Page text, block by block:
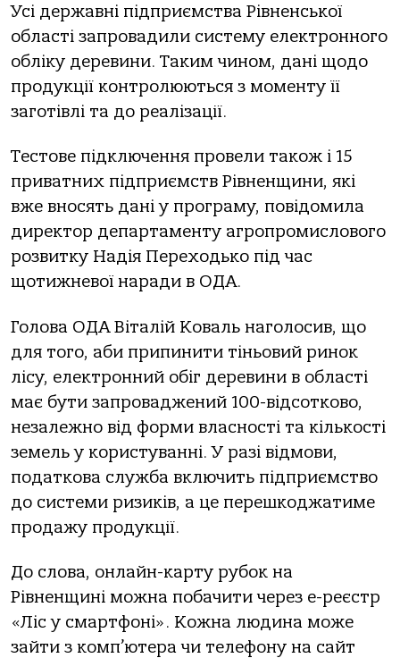
Усі державні підприємства Рівненської
області запровадили систему електронного
обліку деревини. Таким чином, дані щодо
продукції контролюються з моменту її
заготівлі та до реалізації.
Тестове підключення провели також і 15
приватних підприємств Рівненщини, які
вже вносять дані у програму, повідомила
директор департаменту агропромислового
розвитку Надія Переходько під час
щотижневої наради в ОДА.
Голова ОДА Віталій Коваль наголосив, що
для того, аби припинити тіньовий ринок
лісу, електронний обіг деревини в області
має бути запроваджений 100-відсотково,
незалежно від форми власності та кількості
земель у користуванні. У разі відмови,
податкова служба включить підприємство
до системи ризиків, а це перешкоджатиме
продажу продукції.
До слова, онлайн-карту рубок на
Рівненщині можна побачити через e-реєстр
«Ліс у смартфоні». Кожна людина може
зайти з комп’ютера чи телефону на сайт